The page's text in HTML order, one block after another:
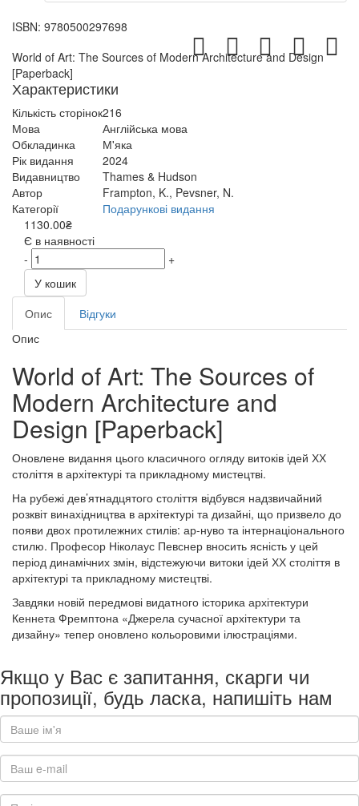
ISBN: 9780500297698
World of Art: The Sources of Modern Architecture and Design
[Paperback]
Характеристики
Кількість сторінок216
Мова
Англійська мова
Обкладинка
М'яка
Рік видання
2024
Видавництво
Thames & Hudson
Автор
Frampton, K., Pevsner, N.
Категорії
Подарункові видання
1130.00₴
Є в наявності
-
+
У кошик
Опис
Відгуки
Опис
World of Art: The Sources of
Modern Architecture and
Design [Paperback]
Оновлене видання цього класичного огляду витоків ідей ХХ
століття в архітектурі та прикладному мистецтві.
На рубежі дев’ятнадцятого століття відбувся надзвичайний
розквіт винахідництва в архітектурі та дизайні, що призвело до
появи двох протилежних стилів: ар-нуво та інтернаціонального
стилю. Професор Ніколаус Певснер вносить ясність у цей
період динамічних змін, відстежуючи витоки ідей ХХ століття в
архітектурі та прикладному мистецтві.
Завдяки новій передмові видатного історика архітектури
Кеннета Фремптона «Джерела сучасної архітектури та
дизайну» тепер оновлено кольоровими ілюстраціями.
Якщо у Вас є запитання, скарги чи
пропозиції, будь ласка, напишіть нам